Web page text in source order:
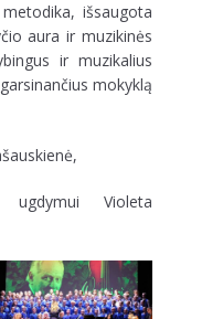
išsaugota
aura ir muzikinės
ir muzikalius
mokyklą
ugdymui Violeta